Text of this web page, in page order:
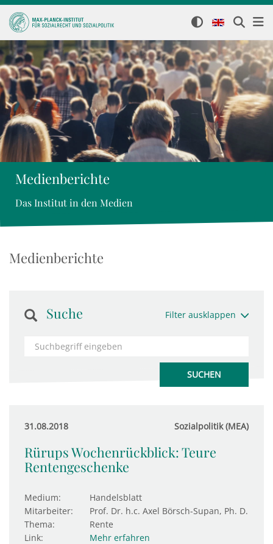
Medienberichte
Das Institut in den Medien
Medienberichte
Suche Filter ausklappen
31.08.2018 Sozialpolitik (MEA)
Rürups Wochenrückblick: Teure
Rentengeschenke
Medium:
Handelsblatt
Mitarbeiter:
Prof. Dr. h.c. Axel Börsch-Supan, Ph. D.
Thema:
Rente
Link:
Mehr erfahren